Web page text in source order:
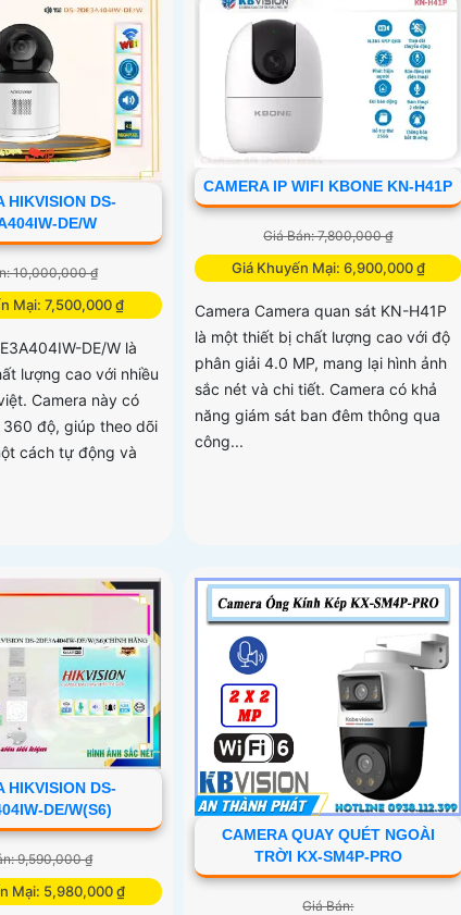
HIKVISION DS-
DE/W
10,000,000 ₫
Mại: 7,500,000 ₫
DE/W là
lượng cao với nhiều
Camera này có
độ, giúp theo dõi
cách tự động và
CAMERA IP WIFI KBONE KN-H41P
Giá Bán: 7,800,000 ₫
Giá Khuyến Mại: 6,900,000 ₫
Camera Camera quan sát KN-H41P
là một thiết bị chất lượng cao với độ
phân giải 4.0 MP, mang lại hình ảnh
sắc nét và chi tiết. Camera có khả
năng giám sát ban đêm thông qua
công...
HIKVISION DS-
DE/W(S6)
9,590,000 ₫
Mại: 5,980,000 ₫
CAMERA QUAY QUÉT NGOÀI
TRỜI KX-SM4P-PRO
Giá Bán: